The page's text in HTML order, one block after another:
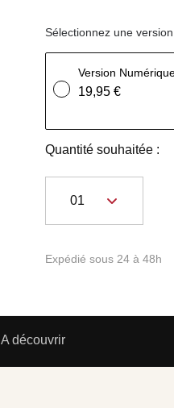
Sélectionnez une
Version
19,95 €
Quantité souhaitée :
Expédié sous 24 à 48h
A découvrir